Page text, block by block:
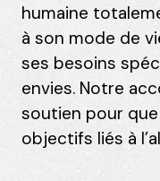
humaine
à son mode de
ses besoins
envies. Notre
soutien pour
objectifs liés à